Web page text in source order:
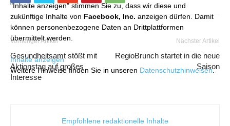
"Inhalte anzeigen" stimmen Sie zu, dass wir diese und
zukünftige Inhalte von Facebook, Inc. anzeigen dürfen. Damit
können personenbezogene Daten an Drittplattformen
übermittelt werden.
Inhalte anzeigen
Weitere Hinweise finden Sie in unseren Datenschutzhinweisen.
Vorheriger Artikel
Gesundheitsamt stößt mit
Aktionstag auf großes
Interesse
Nächster Artikel
RegioBrunch startet in die neue
Saison
Empfohlene redaktionelle Inhalte